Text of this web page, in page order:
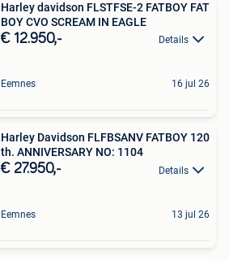
Harley davidson FLSTFSE-2 FATBOY FAT
BOY CVO SCREAM IN EAGLE
€ 12.950,- Details
Eemnes 16 jul 26
Harley Davidson FLFBSANV FATBOY 120
th. ANNIVERSARY NO: 1104
€ 27.950,- Details
Eemnes 13 jul 26